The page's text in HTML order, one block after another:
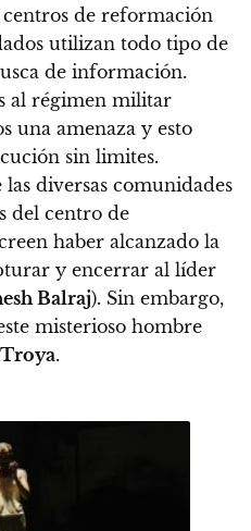
de reformación
utilizan todo tipo de
de información.
al régimen militar
una amenaza y esto
sin limites.
diversas comunidades
del centro de
haber alcanzado la
y encerrar al líder
Balraj). Sin embargo,
misterioso hombre
Troya.